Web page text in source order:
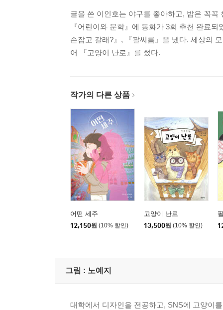
글을 쓴 이인호는 야구를 좋아하고, 밥은 꼭
『어린이와 문학』에 동화가 3회 추천 완료
손잡고 갈래?』, 『팔씨름』을 냈다. 세상의
어 『고양이 난로』를 썼다.
작가의 다른 상품
어떤 세주
12,150원 (10% 할인)
고양이 난로
13,500원 (10% 할인)
그림 : 노예지
대학에서 디자인을 전공하고, SNS에 고양이